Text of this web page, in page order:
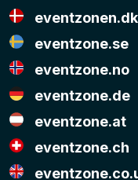
eventzonen.dk
eventzone.se
eventzone.no
eventzone.de
eventzone.at
eventzone.ch